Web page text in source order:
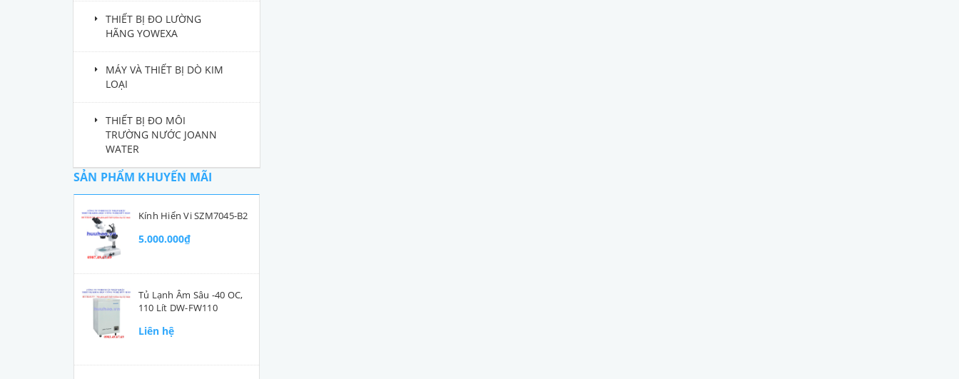
THIẾT BỊ ĐO LƯỜNG
HÃNG YOWEXA
MÁY VÀ THIẾT BỊ DÒ KIM
LOẠI
THIẾT BỊ ĐO MÔI
TRƯỜNG NƯỚC JOANN
WATER
SẢN PHẨM KHUYẾN MÃI
Kính Hiển Vi SZM7045-B2
5.000.000₫
Tủ Lạnh Âm Sâu -40 OC,
110 Lít DW-FW110
Liên hệ